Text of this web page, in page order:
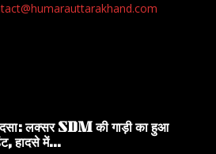
लक्सर SDM की गाड़ी का हुआ
हादसे में...